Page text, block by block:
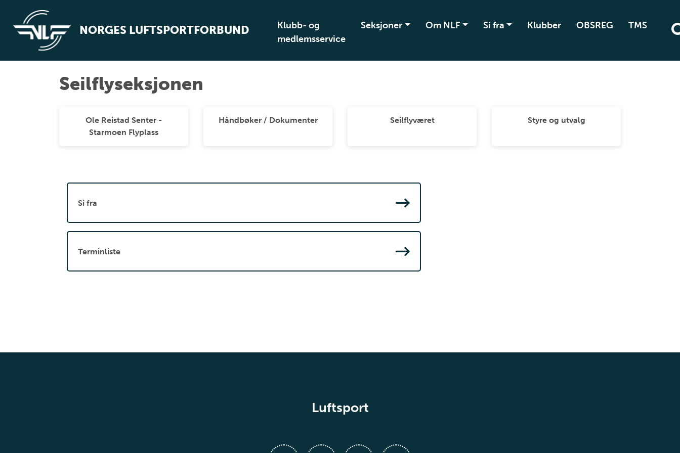
NORGES LUFTSPORTFORBUND
Klubb- og
medlemsservice
Seksjoner Om NLF Si fra Klubber OBSREG TMS
Seilflyseksjonen
Ole Reistad Senter -
Starmoen Flyplass
Håndbøker / Dokumenter Seilflyværet Styre og utvalg
Si fra
Terminliste
Luftsport